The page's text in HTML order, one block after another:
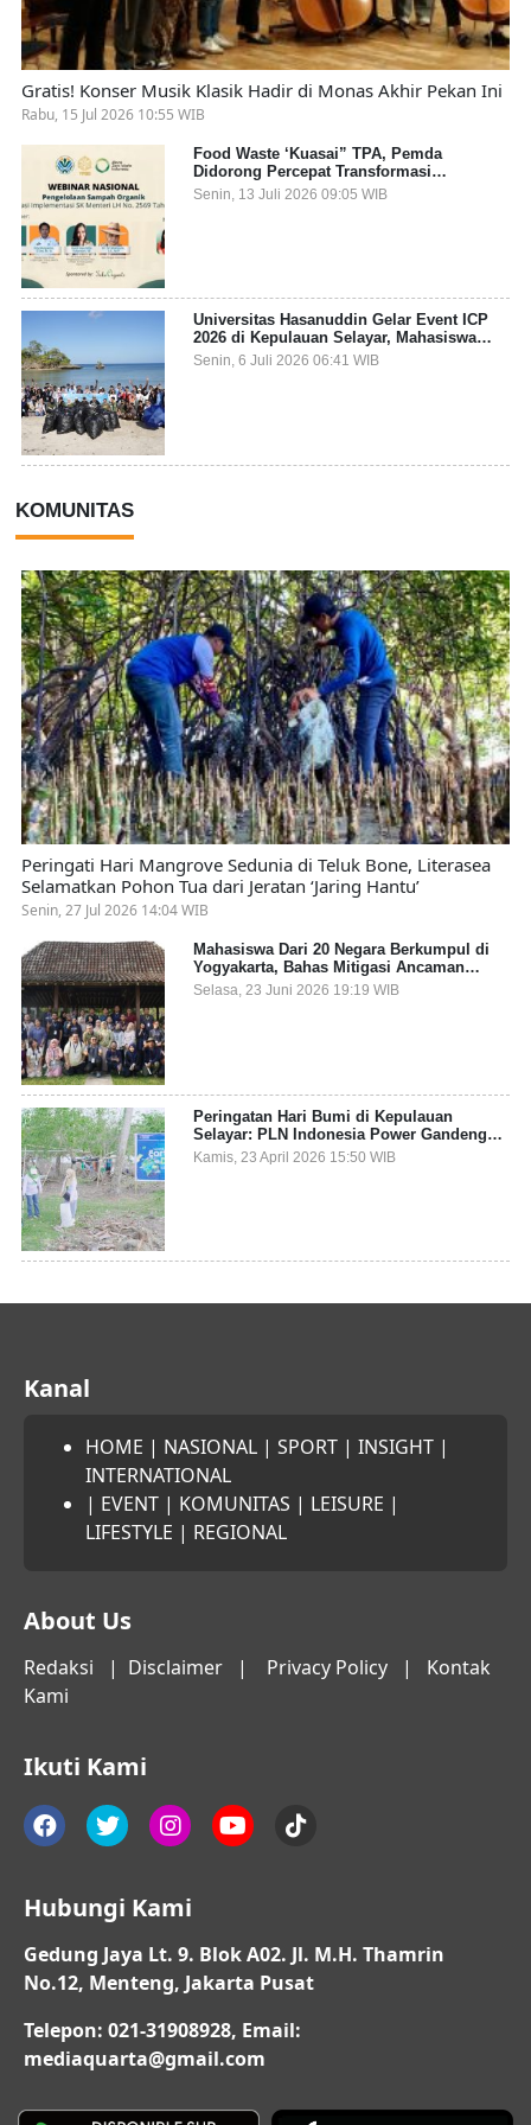
Gratis! Konser Musik Klasik Hadir di Monas Akhir Pekan Ini
Rabu, 15 Jul 2026 10:55 WIB
Food Waste ‘Kuasai” TPA, Pemda
Didorong Percepat Transformasi
Pengelolaan Sampah Organik dari Sumber
Senin, 13 Juli 2026 09:05 WIB
Universitas Hasanuddin Gelar Event ICP
2026 di Kepulauan Selayar, Mahasiswa
dari 27 Negara Jadi Partisipan
Senin, 6 Juli 2026 06:41 WIB
KOMUNITAS
Peringati Hari Mangrove Sedunia di Teluk Bone, Literasea
Selamatkan Pohon Tua dari Jeratan ‘Jaring Hantu’
Senin, 27 Jul 2026 14:04 WIB
Mahasiswa Dari 20 Negara Berkumpul di
Yogyakarta, Bahas Mitigasi Ancaman
Kesehatan Global
Selasa, 23 Juni 2026 19:19 WIB
Peringatan Hari Bumi di Kepulauan
Selayar: PLN Indonesia Power Gandeng
Pemda dan Komunitas, Giatkan Restorasi
Mangrove
Kamis, 23 April 2026 15:50 WIB
Kanal
HOME | NASIONAL | SPORT | INSIGHT |
INTERNATIONAL
| EVENT | KOMUNITAS | LEISURE |
LIFESTYLE | REGIONAL
About Us
Redaksi | Disclaimer | Privacy Policy | Kontak
Kami
Ikuti Kami
Hubungi Kami
Gedung Jaya Lt. 9. Blok A02. Jl. M.H. Thamrin
No.12, Menteng, Jakarta Pusat
Telepon: 021-31908928, Email:
mediaquarta@gmail.com